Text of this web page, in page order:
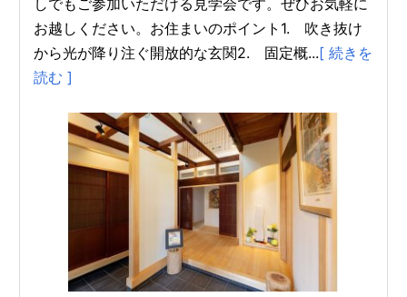
しでもご参加いただける見学会です。ぜひお気軽に
お越しください。お住まいのポイント1. 吹き抜け
から光が降り注ぐ開放的な玄関2. 固定概...[ 続きを
読む ]